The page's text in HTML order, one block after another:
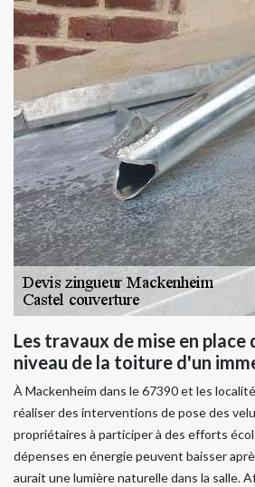
Les travaux de mise en place
niveau de la toiture d'un
À Mackenheim dans le 67390 et les
réaliser des interventions de pose des
propriétaires à participer à des efforts
dépenses en énergie peuvent baisser
aurait une lumière naturelle dans la salle.